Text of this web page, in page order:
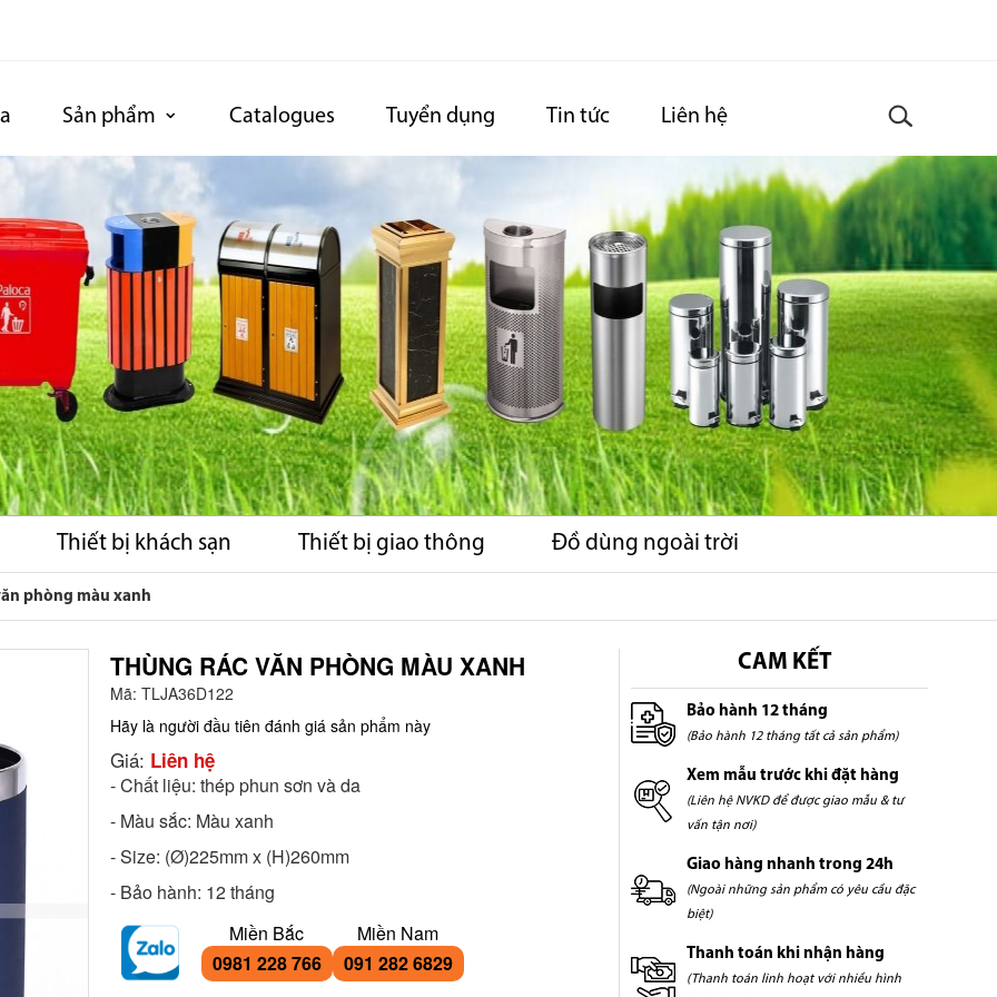
Sản phẩm Catalogues Tuyển dụng Tin tức Liên hệ
Thiết bị khách sạn Thiết bị giao thông Đồ dùng ngoài trời
phòng màu xanh
THÙNG RÁC VĂN PHÒNG MÀU XANH
Mã: TLJA36D122
Hãy là người đầu tiên đánh giá sản phẩm này
Giá: Liên hệ
- Chất liệu: thép phun sơn và da
- Màu sắc: Màu xanh
- Size: (Ø)225mm x (H)260mm
- Bảo hành: 12 tháng
Miền Bắc
0981 228 766
Miền Nam
091 282 6829
CAM KẾT
Bảo hành 12 tháng
(Bảo hành 12 tháng tất cả sản phẩm)
Xem mẫu trước khi đặt hàng
(Liên hệ NVKD để được giao mẫu & tư
vấn tận nơi)
Giao hàng nhanh trong 24h
(Ngoài những sản phẩm có yêu cầu đặc
biệt)
Thanh toán khi nhận hàng
(Thanh toán linh hoạt với nhiều hình